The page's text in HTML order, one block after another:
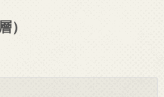
）